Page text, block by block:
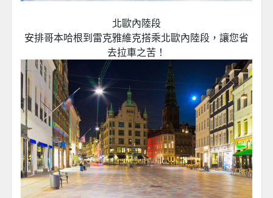
北歐內陸段
安排哥本哈根到雷克雅維克搭乘北歐內陸段，讓您省
去拉車之苦！